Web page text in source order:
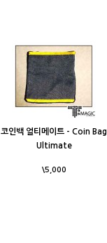
코인백 얼티메이트 - Coin Bag
Ultimate
\5,000